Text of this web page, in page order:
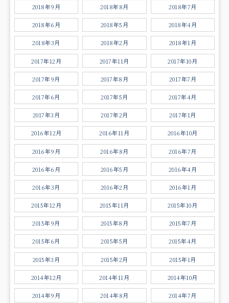
2018年9月 2018年8月 2018年7月
2018年6月 2018年5月 2018年4月
2018年3月 2018年2月 2018年1月
2017年12月 2017年11月 2017年10月
2017年9月 2017年8月 2017年7月
2017年6月 2017年5月 2017年4月
2017年3月 2017年2月 2017年1月
2016年12月 2016年11月 2016年10月
2016年9月 2016年8月 2016年7月
2016年6月 2016年5月 2016年4月
2016年3月 2016年2月 2016年1月
2015年12月 2015年11月 2015年10月
2015年9月 2015年8月 2015年7月
2015年6月 2015年5月 2015年4月
2015年3月 2015年2月 2015年1月
2014年12月 2014年11月 2014年10月
2014年9月 2014年8月 2014年7月